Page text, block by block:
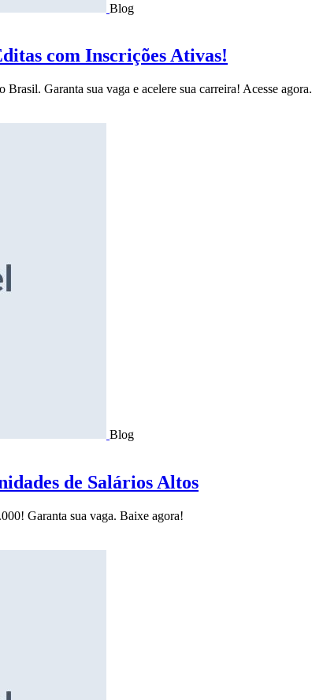
Blog
com Inscrições Ativas!
Garanta sua vaga e acelere sua carreira! Acesse agora.
Blog
de Salários Altos
Garanta sua vaga. Baixe agora!